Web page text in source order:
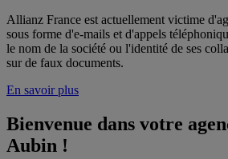
Allianz France est actuellement victime
sous forme d'e-mails et d'appels
le nom de la société ou l'identité de ses
sur de faux documents.
En savoir plus
Bienvenue dans votre
Aubin !